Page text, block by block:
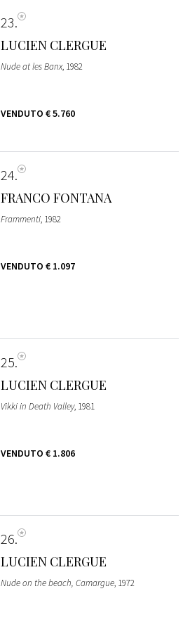
23
LUCIEN CLERGUE
Nude at les Banx, 1982
VENDUTO € 5.760
24
FRANCO FONTANA
Frammenti, 1982
VENDUTO € 1.097
25
LUCIEN CLERGUE
Vikki in Death Valley, 1981
VENDUTO € 1.806
26
LUCIEN CLERGUE
Nude on the beach, Camargue, 1972